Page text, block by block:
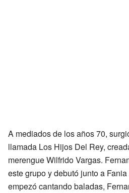
A mediados de los años 70,
llamada Los Hijos Del Rey,
merengue Wilfrido Vargas.
este grupo y debutó junto a
empezó cantando baladas,